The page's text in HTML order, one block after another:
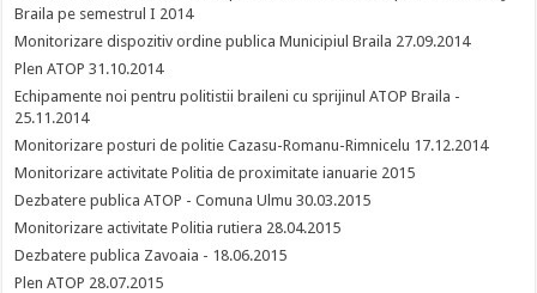
Braila pe semestrul I 2014
Monitorizare dispozitiv ordine publica Municipiul Braila 27.09.2014
Plen ATOP 31.10.2014
Echipamente noi pentru politistii braileni cu sprijinul ATOP Braila -
25.11.2014
Monitorizare posturi de politie Cazasu-Romanu-Rimnicelu 17.12.2014
Monitorizare activitate Politia de proximitate ianuarie 2015
Dezbatere publica ATOP - Comuna Ulmu 30.03.2015
Monitorizare activitate Politia rutiera 28.04.2015
Dezbatere publica Zavoaia - 18.06.2015
Plen ATOP 28.07.2015